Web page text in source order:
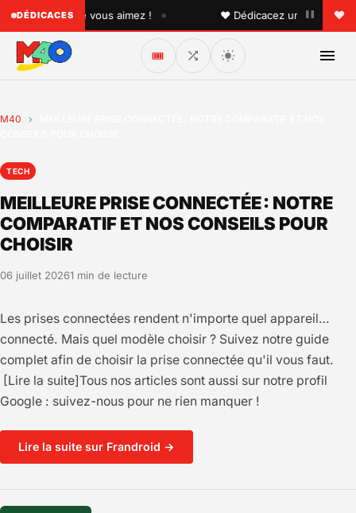
DÉDICACESque vous aimez ! • ♥ Dédicacez un titre à vos
🎟️
M40 ›
TECH
MEILLEURE PRISE CONNECTÉE : NOTRE
COMPARATIF ET NOS CONSEILS POUR
CHOISIR
06 juillet 20261 min de lecture
Les prises connectées rendent n'importe quel appareil…
connecté. Mais quel modèle choisir ? Suivez notre guide
complet afin de choisir la prise connectée qu'il vous faut.
[Lire la suite]Tous nos articles sont aussi sur notre profil
Google : suivez-nous pour ne rien manquer !
Lire la suite sur Frandroid →